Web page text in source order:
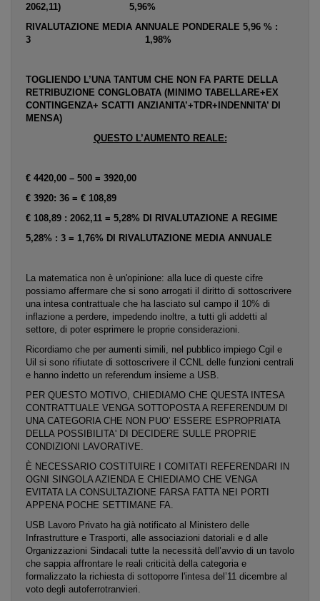
2062,11) 5,96%
RIVALUTAZIONE MEDIA ANNUALE PONDERALE 5,96 % :
3 1,98%
TOGLIENDO L’UNA TANTUM CHE NON FA PARTE DELLA
RETRIBUZIONE CONGLOBATA (MINIMO TABELLARE+EX
CONTINGENZA+ SCATTI ANZIANITA’+TDR+INDENNITA’ DI
MENSA)
QUESTO L’AUMENTO REALE:
€ 4420,00 – 500 = 3920,00
€ 3920: 36 = € 108,89
€ 108,89 : 2062,11 = 5,28% DI RIVALUTAZIONE A REGIME
5,28% : 3 = 1,76% DI RIVALUTAZIONE MEDIA ANNUALE
La matematica non è un'opinione: alla luce di queste cifre
possiamo affermare che si sono arrogati il diritto di sottoscrivere
una intesa contrattuale che ha lasciato sul campo il 10% di
inflazione a perdere, impedendo inoltre, a tutti gli addetti al
settore, di poter esprimere le proprie considerazioni.
Ricordiamo che per aumenti simili, nel pubblico impiego Cgil e
Uil si sono rifiutate di sottoscrivere il CCNL delle funzioni centrali
e hanno indetto un referendum insieme a USB.
PER QUESTO MOTIVO, CHIEDIAMO CHE QUESTA INTESA
CONTRATTUALE VENGA SOTTOPOSTA A REFERENDUM DI
UNA CATEGORIA CHE NON PUO’ ESSERE ESPROPRIATA
DELLA POSSIBILITA' DI DECIDERE SULLE PROPRIE
CONDIZIONI LAVORATIVE.
È NECESSARIO COSTITUIRE I COMITATI REFERENDARI IN
OGNI SINGOLA AZIENDA E CHIEDIAMO CHE VENGA
EVITATA LA CONSULTAZIONE FARSA FATTA NEI PORTI
APPENA POCHE SETTIMANE FA.
USB Lavoro Privato ha già notificato al Ministero delle
Infrastrutture e Trasporti, alle associazioni datoriali e d alle
Organizzazioni Sindacali tutte la necessità dell’avvio di un tavolo
che sappia affrontare le reali criticità della categoria e
formalizzato la richiesta di sottoporre l'intesa del’11 dicembre al
voto degli autoferrotranvieri.